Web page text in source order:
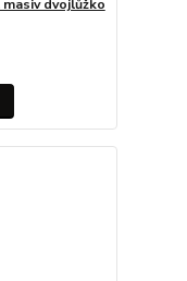
dvojlůžko